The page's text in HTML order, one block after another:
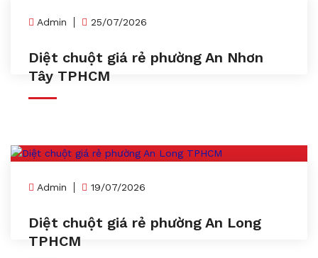
Admin 25/07/2026
Diệt chuột giá rẻ phường An Nhơn
Tây TPHCM
Admin 19/07/2026
Diệt chuột giá rẻ phường An Long
TPHCM